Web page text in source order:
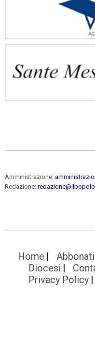
Amministrazione:
Redazione:
Home Abbonati
Diocesi
Privacy Policy